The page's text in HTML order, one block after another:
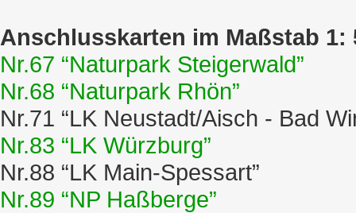
Anschlusskarten im Maßstab 1:
Nr.67 “Naturpark Steigerwald”
Nr.68 “Naturpark Rhön”
Nr.71 “LK Neustadt/Aisch - Bad
Nr.83 “LK Würzburg”
Nr.88 “LK Main-Spessart”
Nr.89 “NP Haßberge”